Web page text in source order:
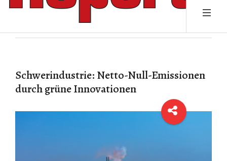
Schwerindustrie: Netto-Null-Emissionen
durch grüne Innovationen